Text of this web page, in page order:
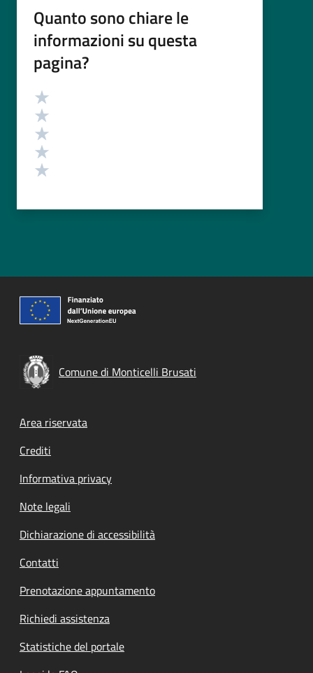
Quanto sono chiare le
informazioni su questa
pagina?
Valutazione
Comune di Monticelli Brusati
Footer menu
Area riservata
Crediti
Informativa privacy
Note legali
Dichiarazione di accessibilità
Contatti
Prenotazione appuntamento
Richiedi assistenza
Statistiche del portale